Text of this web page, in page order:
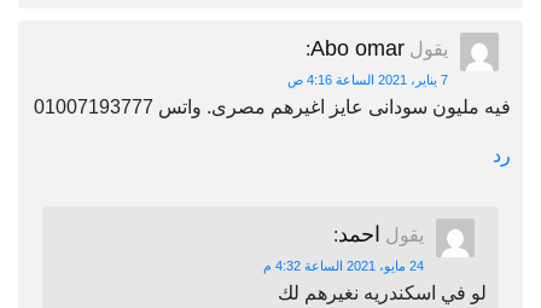
يقول Abo omar
:
7 يناير، 2021 الساعة 4:16 ص
فيه مليون سودانى عايز اغيرهم مصرى. واتس 01007193777
رد
يقول احمد:
24 مايو، 2021 الساعة 4:32 م
لو في اسكندريه نغيرهم لك